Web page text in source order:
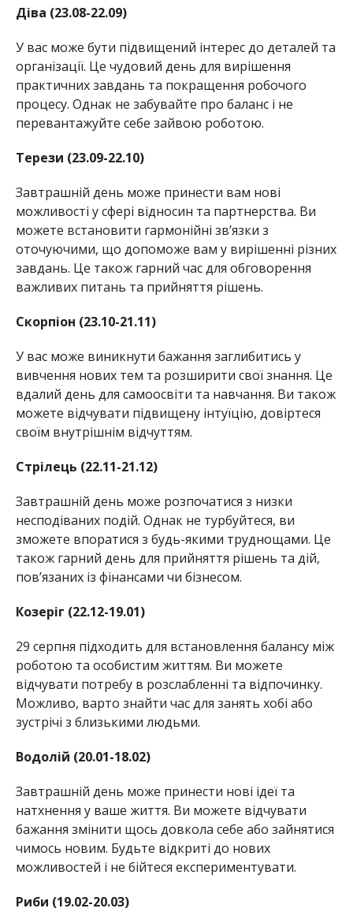
Діва (23.08-22.09)
У вас може бути підвищений інтерес до деталей та
організації. Це чудовий день для вирішення
практичних завдань та покращення робочого
процесу. Однак не забувайте про баланс і не
перевантажуйте себе зайвою роботою.
Терези (23.09-22.10)
Завтрашній день може принести вам нові
можливості у сфері відносин та партнерства. Ви
можете встановити гармонійні зв’язки з
оточуючими, що допоможе вам у вирішенні різних
завдань. Це також гарний час для обговорення
важливих питань та прийняття рішень.
Скорпіон (23.10-21.11)
У вас може виникнути бажання заглибитись у
вивчення нових тем та розширити свої знання. Це
вдалий день для самоосвіти та навчання. Ви також
можете відчувати підвищену інтуїцію, довіртеся
своїм внутрішнім відчуттям.
Стрілець (22.11-21.12)
Завтрашній день може розпочатися з низки
несподіваних подій. Однак не турбуйтеся, ви
зможете впоратися з будь-якими труднощами. Це
також гарний день для прийняття рішень та дій,
пов’язаних із фінансами чи бізнесом.
Козеріг (22.12-19.01)
29 серпня підходить для встановлення балансу між
роботою та особистим життям. Ви можете
відчувати потребу в розслабленні та відпочинку.
Можливо, варто знайти час для занять хобі або
зустрічі з близькими людьми.
Водолій (20.01-18.02)
Завтрашній день може принести нові ідеї та
натхнення у ваше життя. Ви можете відчувати
бажання змінити щось довкола себе або зайнятися
чимось новим. Будьте відкриті до нових
можливостей і не бійтеся експериментувати.
Риби (19.02-20.03)